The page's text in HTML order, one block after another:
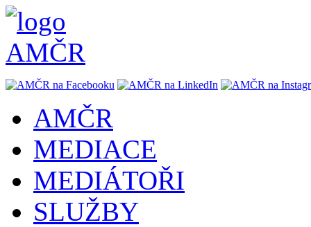
AMČR
MEDIACE
MEDIÁTOŘI
SLUŽBY